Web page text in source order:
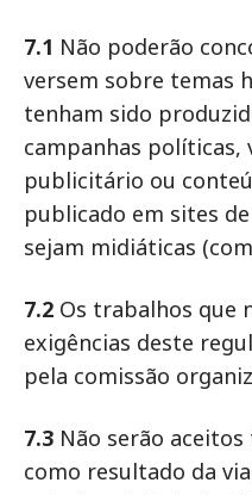
7.1 Não poderão
versem sobre temas
tenham sido
campanhas políticas,
publicitário ou
publicado em sites
sejam midiáticas
7.2 Os trabalhos que
exigências deste
pela comissão
7.3 Não serão
como resultado da